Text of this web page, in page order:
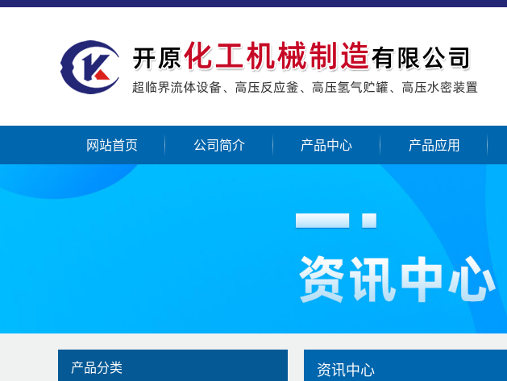
网站首页 公司简介 产品中心 产品应用
产品分类 资讯中心